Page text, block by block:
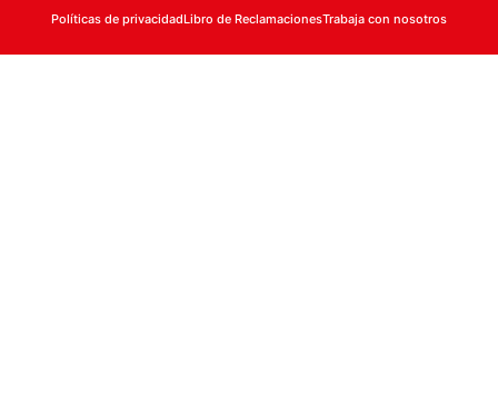
Políticas de privacidadLibro de ReclamacionesTrabaja con nosotros